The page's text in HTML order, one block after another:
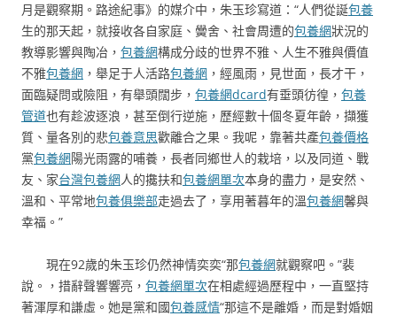
月是觀察期。路途紀事》的媒介中，朱玉珍寫道：“人們從誕包養
生的那天起，就接收各自家庭、黌舍、社會周遭的包養網狀況的
教導影響與陶冶， 包養網構成分歧的世界不雅、人生不雅與價值
不雅包養網 ，舉足于人活路包養網 ，經風雨，見世面，長才干，
面臨疑問或險阻，有舉頭闊步， 包養網dcard有垂頭彷徨， 包養
管道也有趁波逐浪，甚至倒行逆施，歷經數十個冬夏年齡，擷獲
質、量各別的悲包養意思歡離合之果。我呢，靠著共產包養價格
黨包養網陽光雨露的哺養，長者同鄉世人的栽培，以及同道、戰
友、家台灣包養網人的攙扶和包養網單次本身的盡力，是安然、
溫和、平常地包養俱樂部走過去了，享用著暮年的溫包養網馨與
幸福。”
現在92歲的朱玉珍仍然神情奕奕“那包養網就觀察吧。”裴
說。，措辭聲響響亮， 包養網單次在相處經過歷程中，一直堅持
著渾厚和謙虛。她是黨和國包養感情“那這不是離婚，而是對​​婚姻